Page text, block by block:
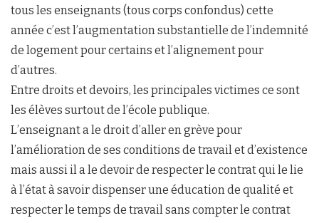
tous les enseignants (tous corps confondus) cette
année c’est l’augmentation substantielle de l’indemnité
de logement pour certains et l’alignement pour
d’autres.
Entre droits et devoirs, les principales victimes ce sont
les élèves surtout de l’école publique.
L’enseignant a le droit d’aller en grève pour
l’amélioration de ses conditions de travail et d’existence
mais aussi il a le devoir de respecter le contrat qui le lie
à l’état à savoir dispenser une éducation de qualité et
respecter le temps de travail sans compter le contrat